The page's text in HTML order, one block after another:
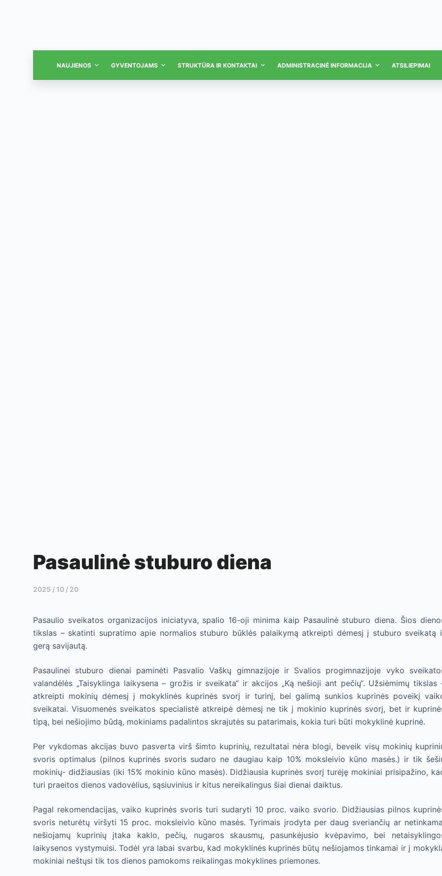
NAUJIENOS GYVENTOJAMS STRUKTŪRA IR KONTAKTAI ADMINISTRACINĖ INFORMACIJA ATSILIEPIMAI
Pasaulinė stuburo diena
2025 / 10 / 20
Pasaulio sveikatos organizacijos iniciatyva, spalio 16-oji minima kaip Pasaulinė stuburo diena. Šios
tikslas – skatinti supratimo apie normalios stuburo būklės palaikymą atkreipti dėmesį į stuburo sveikatą
gerą savijautą.
Pasaulinei stuburo dienai paminėti Pasvalio Vaškų gimnazijoje ir Svalios progimnazijoje vyko
valandėlės „Taisyklinga laikysena – grožis ir sveikata“ ir akcijos „Ką nešioji ant pečių“. Užsiėmimų tikslas
atkreipti mokinių dėmesį į mokyklinės kuprinės svorį ir turinį, bei galimą sunkios kuprinės poveikį
sveikatai. Visuomenės sveikatos specialistė atkreipė dėmesį ne tik į mokinio kuprinės svorį, bet ir
tipą, bei nešiojimo būdą, mokiniams padalintos skrajutės su patarimais, kokia turi būti mokyklinė kuprinė.
Per vykdomas akcijas buvo pasverta virš šimto kuprinių, rezultatai nėra blogi, beveik visų mokinių
svoris optimalus (pilnos kuprinės svoris sudaro ne daugiau kaip 10% moksleivio kūno masės.) ir tik
mokinių- didžiausias (iki 15% mokinio kūno masės). Didžiausia kuprinės svorį turėję mokiniai prisipažino,
turi praeitos dienos vadovėlius, sąsiuvinius ir kitus nereikalingus šiai dienai daiktus.
Pagal rekomendacijas, vaiko kuprinės svoris turi sudaryti 10 proc. vaiko svorio. Didžiausias pilnos
svoris neturėtų viršyti 15 proc. moksleivio kūno masės. Tyrimais įrodyta per daug sveriančių ar
nešiojamų kuprinių įtaka kaklo, pečių, nugaros skausmų, pasunkėjusio kvėpavimo, bei
laikysenos vystymuisi. Todėl yra labai svarbu, kad mokyklinės kuprinės būtų nešiojamos tinkamai ir į
mokiniai neštųsi tik tos dienos pamokoms reikalingas mokyklines priemones.